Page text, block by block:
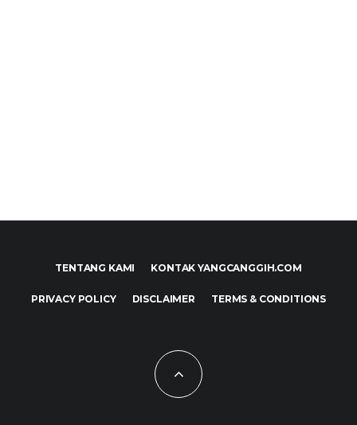
TENTANG KAMI KONTAK YANGCANGGIH.COM
PRIVACY POLICY DISCLAIMER TERMS & CONDITIONS